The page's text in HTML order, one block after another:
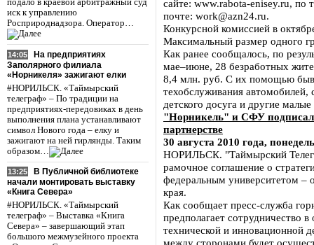
иск к управлению
Росприроднадзора. Оператор…
14:05
На предприятиях
Заполярного филиала
«Норникеля» зажигают елки
#НОРИЛЬСК. «Таймырский
телеграф» – По традиции на
предприятиях-передовиках в день
выполнения плана устанавливают
символ Нового года – елку и
зажигают на ней гирлянды. Таким
образом…
13:25
В Публичной библиотеке
начали монтировать выставку
«Книга Севера»
#НОРИЛЬСК. «Таймырский
телеграф» – Выставка «Книга
Севера» – завершающий этап
большого межмузейного проекта
сайте: www.rabota-enisey.ru, по
почте: work@azn24.ru.
Конкурсной комиссией в
Максимальный размер одного
Как ранее сообщалось, по
мае–июне, 28 безработных
8,4 млн. руб. С их помощью
техобслуживания автомобилей,
детского досуга и другие
"Норникель" и СФУ
партнерстве
30 августа 2010 года,
НОРИЛЬСК. "Таймырский
рамочное соглашение о
федеральным университетом –
края.
Как сообщает пресс-служба
предполагает сотрудничество
технической и инновационной
между сторонами будет